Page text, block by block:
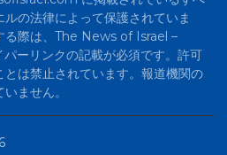
の法律によって保護されていま
る際は、The News of Israel –
ーリンクの記載が必須です。許可
は禁止されています。報道機関の
ません。